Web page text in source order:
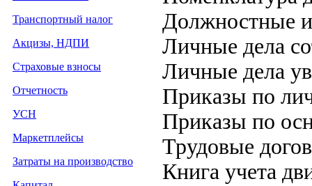
Транспортный налог
Акцизы, НДПИ
Страховые взносы
Отчетность
УСН
Маркетплейсы
Затраты на производство
Должностные
Личные дела
Личные дела
Приказы по
Приказы по
Трудовые
Книга учета